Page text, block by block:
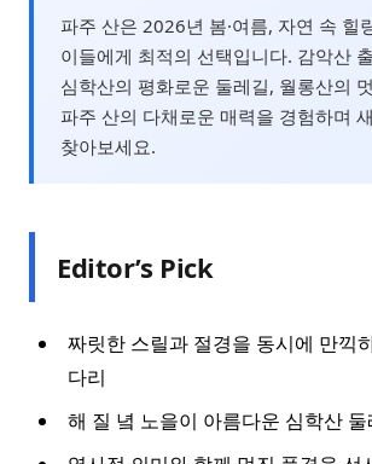
파주 산은 2026년 봄·여름, 자연 속 힐
이들에게 최적의 선택입니다. 감악산
심학산의 평화로운 둘레길, 월롱산의
파주 산의 다채로운 매력을 경험하며
찾아보세요.
Editor’s Pick
짜릿한 스릴과 절경을 동시에 만끽
다리
해 질 녘 노을이 아름다운 심학산